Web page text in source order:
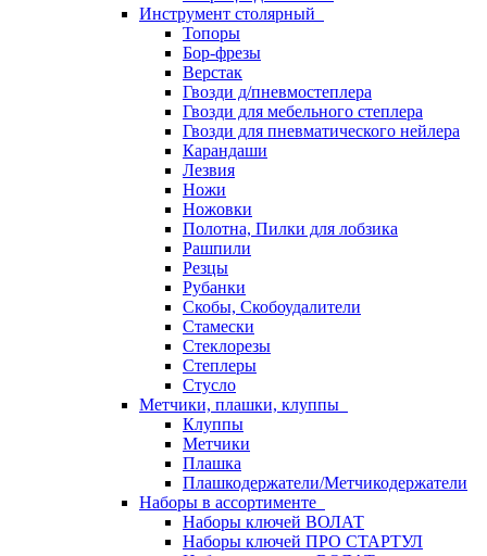
Инструмент столярный
Топоры
Бор-фрезы
Верстак
Гвозди д/пневмостеплера
Гвозди для мебельного степлера
Гвозди для пневматического нейлера
Карандаши
Лезвия
Ножи
Ножовки
Полотна, Пилки для лобзика
Рашпили
Резцы
Рубанки
Скобы, Скобоудалители
Стамески
Стеклорезы
Степлеры
Стусло
Метчики, плашки, клуппы
Клуппы
Метчики
Плашка
Плашкодержатели/Метчикодержатели
Наборы в ассортименте
Наборы ключей ВОЛАТ
Наборы ключей ПРО СТАРТУЛ